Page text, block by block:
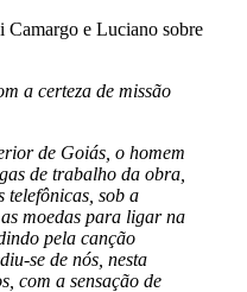
Camargo e Luciano sobre
a certeza de missão
de Goiás, o homem
de trabalho da obra,
telefônicas, sob a
moedas para ligar na
pela canção
se de nós, nesta
com a sensação de